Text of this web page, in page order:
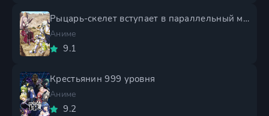
Рыцарь-скелет вступает в параллельный мир 2 сезон
Аниме
9.1
Крестьянин 999 уровня
Аниме
9.2